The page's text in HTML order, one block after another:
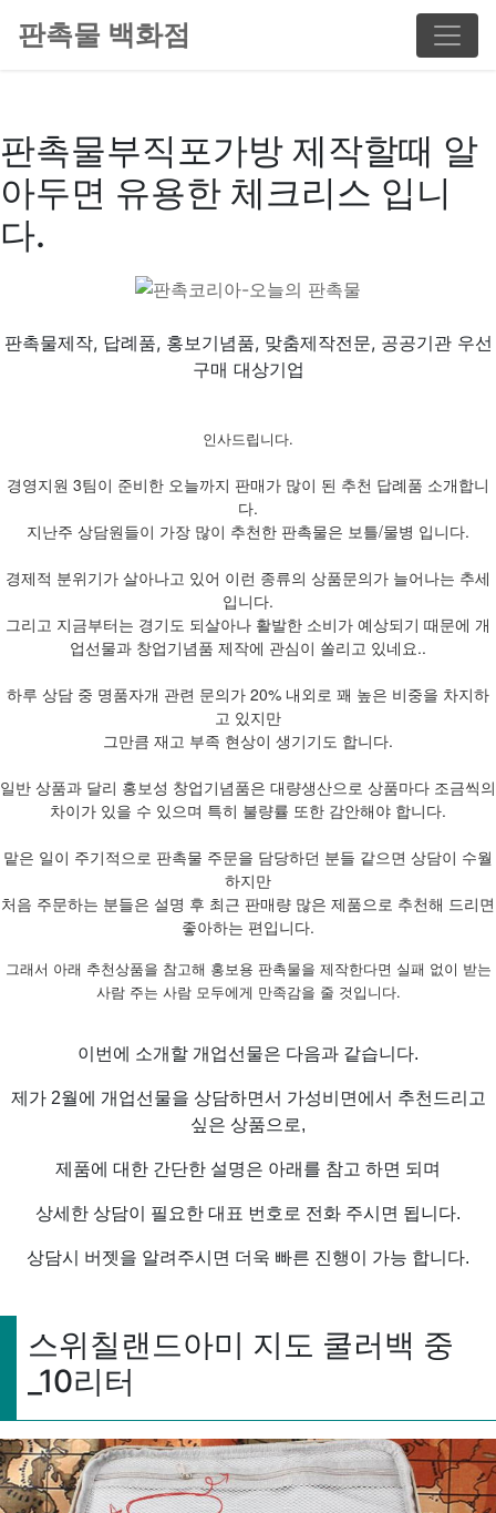
판촉물 백화점
판촉물부직포가방 제작할때 알
아두면 유용한 체크리스 입니
다.
판촉물제작, 답례품, 홍보기념품, 맞춤제작전문, 공공기관 우선
구매 대상기업
인사드립니다.
경영지원 3팀이 준비한 오늘까지 판매가 많이 된 추천 답례품 소개합니
다.
지난주 상담원들이 가장 많이 추천한 판촉물은 보틀/물병 입니다.
경제적 분위기가 살아나고 있어 이런 종류의 상품문의가 늘어나는 추세
입니다.
그리고 지금부터는 경기도 되살아나 활발한 소비가 예상되기 때문에 개
업선물과 창업기념품 제작에 관심이 쏠리고 있네요..
하루 상담 중 명품자개 관련 문의가 20% 내외로 꽤 높은 비중을 차지하
고 있지만
그만큼 재고 부족 현상이 생기기도 합니다.
일반 상품과 달리 홍보성 창업기념품은 대량생산으로 상품마다 조금씩의
차이가 있을 수 있으며 특히 불량률 또한 감안해야 합니다.
맡은 일이 주기적으로 판촉물 주문을 담당하던 분들 같으면 상담이 수월
하지만
처음 주문하는 분들은 설명 후 최근 판매량 많은 제품으로 추천해 드리면
좋아하는 편입니다.
그래서 아래 추천상품을 참고해 홍보용 판촉물을 제작한다면 실패 없이 받는
사람 주는 사람 모두에게 만족감을 줄 것입니다.
이번에 소개할 개업선물은 다음과 같습니다.
제가 2월에 개업선물을 상담하면서 가성비면에서 추천드리고
싶은 상품으로,
제품에 대한 간단한 설명은 아래를 참고 하면 되며
상세한 상담이 필요한 대표 번호로 전화 주시면 됩니다.
상담시 버젯을 알려주시면 더욱 빠른 진행이 가능 합니다.
스위칠랜드아미 지도 쿨러백 중
_10리터